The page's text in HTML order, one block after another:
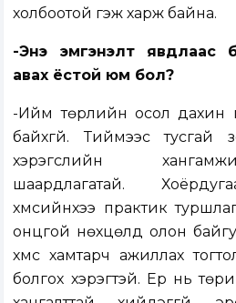
холбоотой гэж харж байна.
-Энэ эмгэнэлт явдлаас
авах ёстой юм бол?
-Ийм төрлийн осол дахин
байхгүй. Тиймээс тусгай
хэрэгслийн
шаардлагатай.
хүмүүсийнхээ практик
онцгой нөхцөлд олон
хүмүүс хамтарч ажиллах
болгох хэрэгтэй. Ер нь